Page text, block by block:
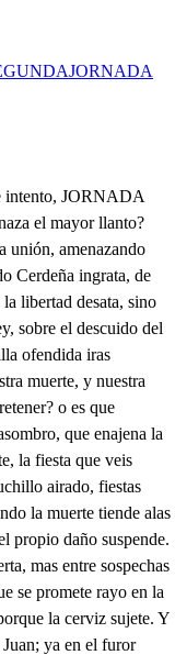
JORNADA
Si fue en serviros fiel, y os ha sabido obligar, cuando ello quiera callar, Reinos lo dirán por él. No la ira os precipite, ni de ingrato deis indicio, que la ingratitud es vicio, que en Reyes no se permite. Dirán de vos, cosa es llana; dudando el obedecer; que vos le mandáis prender, cuando él dos Reinos os gana. Bueno será que se ausenten, y cesarán mis sospechas, que si los celos son flechas, Si pedis su libertad, porque la prisión excede, como en Aragón no quedé, vos propia le sentenciad: esto conviene. . Y mi agravio, . Las Caballeros cómo ha de quedar? . En mí: señora, echadle de aquí. Procedéis como Rey sabio. guardar joyas, y dineros. para saberme escapar: ha quien le pudiera hurtar sus alas al pensamiento! ni hay cosa que me contente. No os vais vos? No estoy decente para estarcontigo a solas. Decidme, no sois criado de Don Mantique? . Señora, eso es pretender agora afrentar un hombre honrado, que el servir siempre fue cosa por mil causas afrentosa. Pues quién sois? Decirlo quiero: en esta ocasión campal, que el valiente acero es malta, fui del General Peralta compañero general: soy participante amigo en lo que le han de premiar, pero si hay que castigar, leyes diferentes sigo: a Dios, Señora. . Aguardad, Yo en qué te puedo servir? No os turbéis. Déjame ir, que tengo necesidad. no quiere quien no las siente. . Si tan vuestro amigo fue, sabréis sus secretos? . Sí, que nada encubrió de mí. Pues decidme . Si diré, Quiere bien? claro está que han de querer, y amar, conviene saber, Quiere bien a alguna dama? Aquí es menester gran tiento . Alguna dama. . Quién es? es Doña Ines? . DoñaInes. Llámase así? Así se llama. Hola. . No sonbuenas olas, Re. Y a Ana? . Y a D Ana. Conócesla? . Como a mí, con una barba hasta aquí, alta de cuerpo, entre cana. Este hombre es loco. Resuelta Reina por Dios, y apretante: si acude con otra vuelta? Seas amiga bien venida, Doña Juana. . Confirmola, a ella el Don, y a mí la hola, no tendré dicha en mi vida. A tus pies estoy. . Levanta Doña Juana. . Bravo Don, yo le vi en un bodegón, aunque es título que encanta, y quita más de un juicio. De mi Camara has de ser si hoy me hicieres un placer. Servirte será mi oficio. Don Mantique, di, y Doña Ana, quieren se bien? Qué he de hacer? No dudar en responder verdad que ya fue tan llana. Quisiéron se hasta agora, pero como él se ausentó, Doña Ana al fin se trocó Esto es verdad? . Si señora. No es en vano mi temor, remediarlo es necesario; y a quien quiere? A un Boticario, a un Barbero, y a un Dotor sabemos aquí en que trata? Siempre habla mal quien no sabe. y si de quien este advierte, Por un Don está tan grave? pues no avcosa tan barata. que cierta fue mi sospecha! Por confesión tan bien hecha de lo que apenas fue hierro, de la Camara has de ser, al título se disponga . A Doña Ana has de llamar. l Hasta aquí pudo llegar la dicha de una Mondonga. Yo me acordaré de ti. mas que me ha de hacer que cante . Común palabra de Grandes. Porque le ocupes, y mandes, tu Secreta